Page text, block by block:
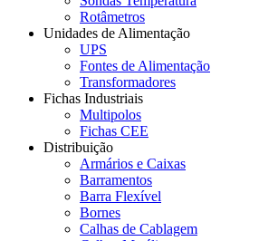
Rotâmetros
Unidades de Alimentação
UPS
Fontes de Alimentação
Transformadores
Fichas Industriais
Multipolos
Fichas CEE
Distribuição
Armários e Caixas
Barramentos
Barra Flexível
Bornes
Calhas de Cablagem